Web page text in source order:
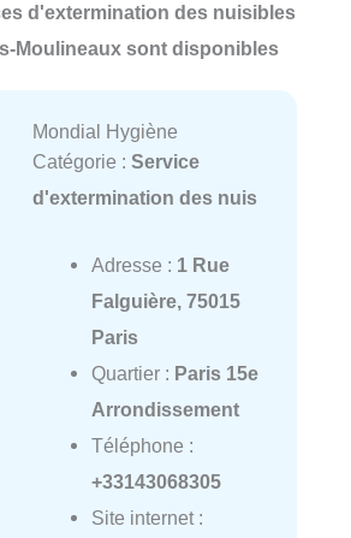
d'extermination des nuisibles
Moulineaux sont disponibles
Mondial Hygiène
Catégorie : Service
d'extermination des nuis
Adresse : 1 Rue
Falguière, 75015
Paris
Quartier : Paris 15e
Arrondissement
Téléphone :
+33143068305
Site internet :